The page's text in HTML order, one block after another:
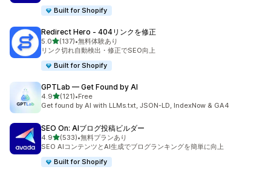
Built for Shopify
Redirect Hero ‑ 404リンクを修正
5.05つ星中
(137)
合計レビュー数：137件
•無料体験あり
リンク切れ自動検出・修正でSEO向上
Built for Shopify
GPTLab — Get Found by AI
4.95つ星中
(121)
合計レビュー数：121件
•Free
Get found by AI with LLMs.txt, JSON-LD, IndexNow & GA4
SEO On: AIブログ投稿ビルダー
4.95つ星中
(533)
合計レビュー数：533件
•無料プランあり
SEO AIコンテンツとAI生成でブログランキングを簡単に向上
Built for Shopify